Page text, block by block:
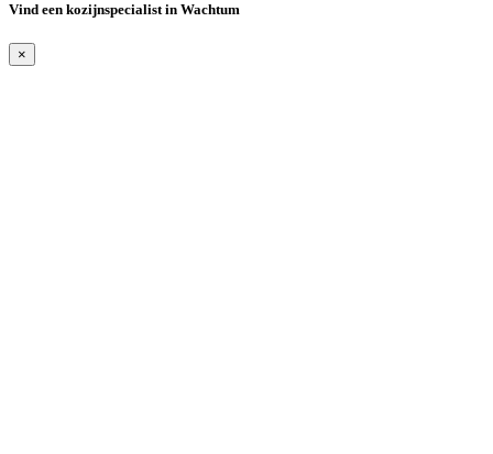
Vind een kozijnspecialist in Wachtum
×